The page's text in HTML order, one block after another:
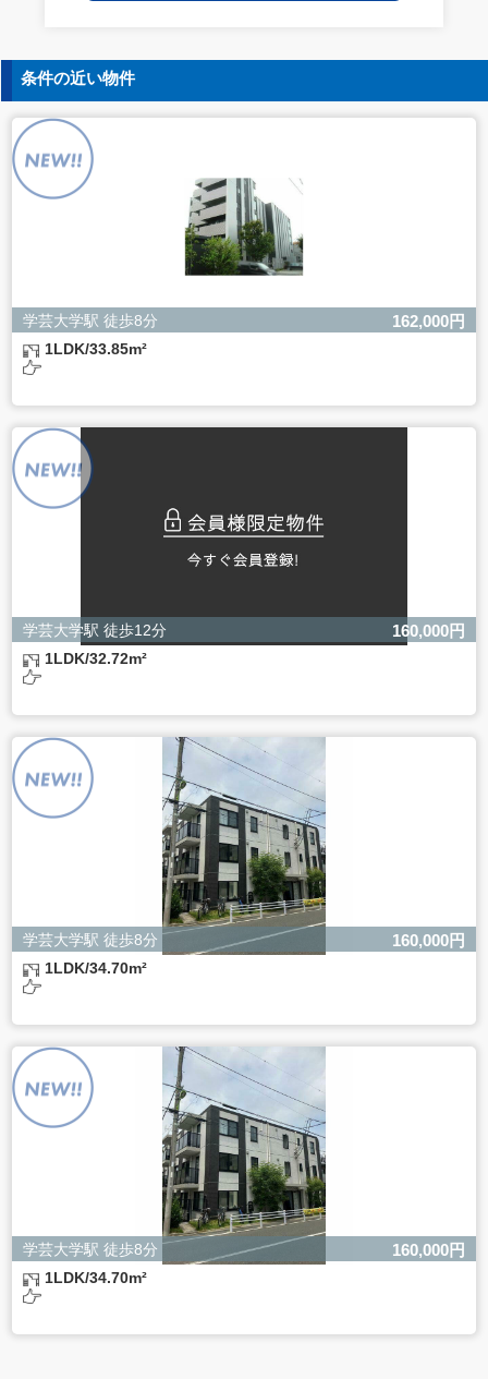
5. 個人情報の開示等の請求
ご本人様は、当社に対してご自身の個人情報の開示等（利
用目的の通知、開示、内容の訂正・追加・削除、利用の停
止または消去、第三者への提供の停止）に関して、下記の
当社問合わせ窓口に申し出ることができます。その際、当
社はお客様ご本人を確認させていただいたうえで、合理的
な間内に対応いたします。
株式会社バレッグス 個人情報問合せ窓口
住所 東京都目黒区鷹番2-5-21
受付時間：平日10：30～17：00 ※弊社公休日を除く
よるものです。
ただし、必要な項目をいただけない場合、適切な対応がで
きない場合があります。
条件の近い物件
学芸大学駅 徒歩8分 162,000円
1LDK/33.85m²
学芸大学駅 徒歩12分 160,000円
1LDK/32.72m²
学芸大学駅 徒歩8分 160,000円
1LDK/34.70m²
学芸大学駅 徒歩8分 160,000円
1LDK/34.70m²